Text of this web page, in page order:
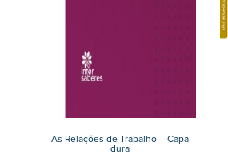
As Relações de Trabalho – Capa
dura